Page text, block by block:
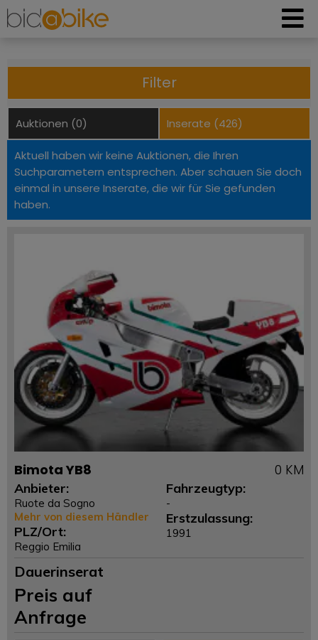
Filter
Auktionen (0) Inserate (426)
Aktuell haben wir keine Auktionen, die Ihren
Suchparametern entsprechen. Aber schauen Sie doch
einmal in unsere Inserate, die wir für Sie gefunden
haben.
Bimota YB8 0 KM
Anbieter:
Ruote da Sogno
Mehr von diesem Händler
PLZ/Ort:
Reggio Emilia
Fahrzeugtyp:
-
Erstzulassung:
1991
Dauerinserat
Preis auf
Anfrage